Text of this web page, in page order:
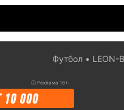
Футбол LEON-
ⓘ Реклама 18+.